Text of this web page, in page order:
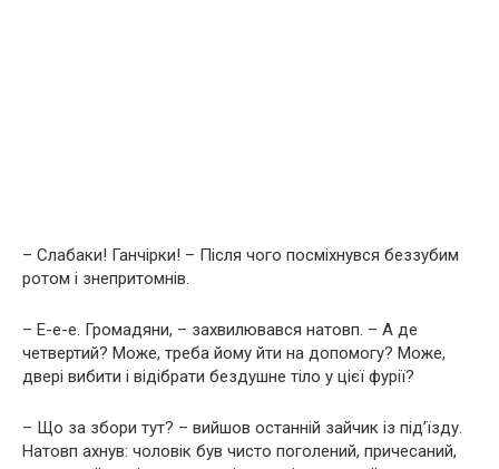
– Слабаки! Ганчірки! – Після чого посміхнувся беззубим
ротом і знепритомнів.
– Е-е-е. Громадяни, – захвилювався натовп. – А де
четвертий? Може, треба йому йти на допомогу? Може,
двері вибити і відібрати бездушне тіло у цієї фурії?
– Що за збори тут? – вийшов останній зайчик із під’їзду.
Натовп ахнув: чоловік був чисто поголений, причесаний,